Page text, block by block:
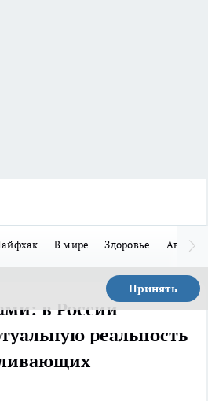
В мире Здоровье Авто
Принять
в России
реальность